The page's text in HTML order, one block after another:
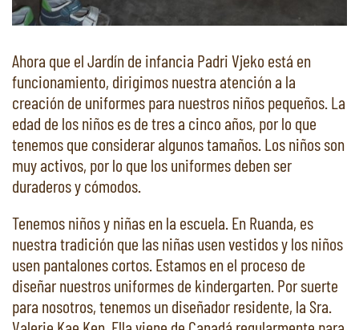
Ahora que el Jardín de infancia Padri Vjeko está en
funcionamiento, dirigimos nuestra atención a la
creación de uniformes para nuestros niños pequeños. La
edad de los niños es de tres a cinco años, por lo que
tenemos que considerar algunos tamaños. Los niños son
muy activos, por lo que los uniformes deben ser
duraderos y cómodos.
Tenemos niños y niñas en la escuela. En Ruanda, es
nuestra tradición que las niñas usen vestidos y los niños
usen pantalones cortos. Estamos en el proceso de
diseñar nuestros uniformes de kindergarten. Por suerte
para nosotros, tenemos un diseñador residente, la Sra.